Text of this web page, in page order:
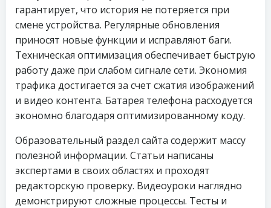
гарантирует, что история не потеряется при
смене устройства. Регулярные обновления
приносят новые функции и исправляют баги.
Техническая оптимизация обеспечивает быструю
работу даже при слабом сигнале сети. Экономия
трафика достигается за счет сжатия изображений
и видео контента. Батарея телефона расходуется
экономно благодаря оптимизированному коду.
Образовательный раздел сайта содержит массу
полезной информации. Статьи написаны
экспертами в своих областях и проходят
редакторскую проверку. Видеоуроки наглядно
демонстрируют сложные процессы. Тесты и